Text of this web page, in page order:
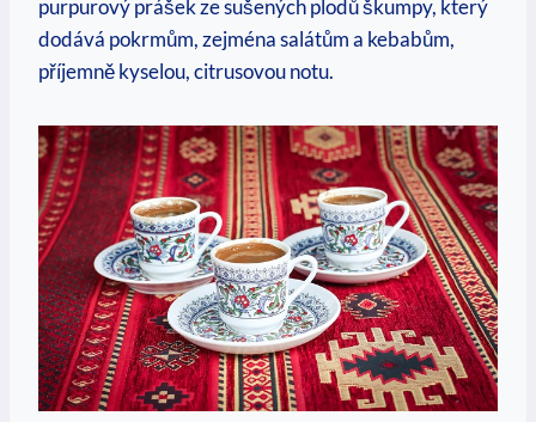
purpurový prášek ze sušených plodů škumpy, který
dodává pokrmům, zejména salátům a kebabům,
příjemně kyselou, citrusovou notu.